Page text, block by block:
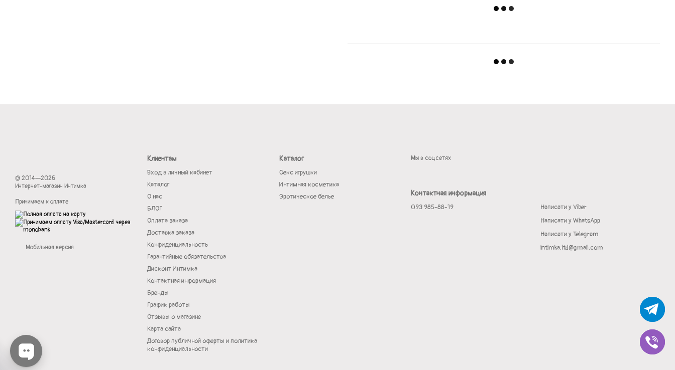
© 2014—2026
Интернет-магазин Интимка
Принимаем к оплате
Мобильная версия
Клиентам
Вход в личный кабинет
Каталог
О нас
БЛОГ
Оплата заказа
Доставка заказа
Конфиденциальность
Гарантийные обязательства
Дисконт Интимка
Контактная информация
Бренды
График работы
Отзывы о магазине
Карта сайта
Договор публичной оферты и политика
конфиденциальности
Каталог
Секс игрушки
Интимная косметика
Эротическое белье
Мы в соцсетях
Контактная информация
093 985-88-19
Написати у Viber
Написати у WhatsApp
Написати у Telegram
intimka.ltd@gmail.com